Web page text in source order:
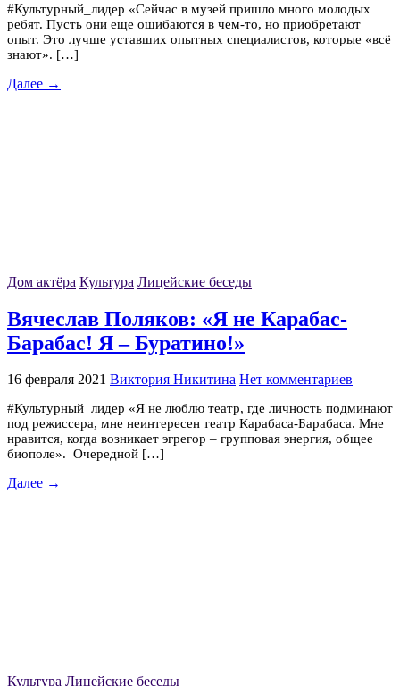
#Культурный_лидер «Сейчас в музей пришло много молодых
ребят. Пусть они еще ошибаются в чем-то, но приобретают
опыт. Это лучше уставших опытных специалистов, которые «всё
знают». […]
Далее →
Дом актёра Культура Лицейские беседы
Вячеслав Поляков: «Я не Карабас-
Барабас! Я – Буратино!»
16 февраля 2021 Виктория Никитина Нет комментариев
#Культурный_лидер «Я не люблю театр, где личность подминают
под режиссера, мне неинтересен театр Карабаса-Барабаса. Мне
нравится, когда возникает эгрегор – групповая энергия, общее
биополе». Очередной […]
Далее →
Культура Лицейские беседы